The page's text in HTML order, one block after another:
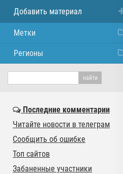
Добавить материал
Метки
Регионы
Последние комментарии
Читайте новости в телеграм
Сообщить об ошибке
Топ сайтов
Забаненные участники